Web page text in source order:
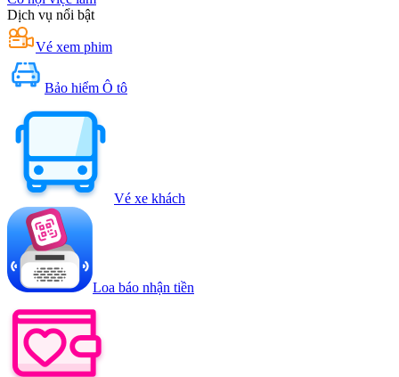
Dịch vụ nổi bật
Vé xem phim
Bảo hiểm Ô tô
Vé xe khách
Loa báo nhận tiền